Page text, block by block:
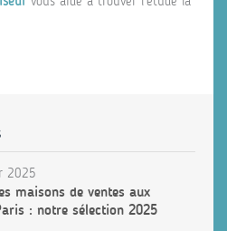
2025
maisons de ventes aux
: notre sélection 2025